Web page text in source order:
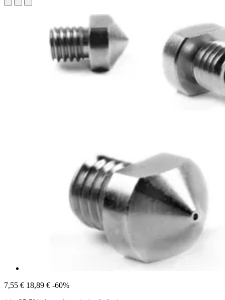
7,55 € 18,89 € -60%